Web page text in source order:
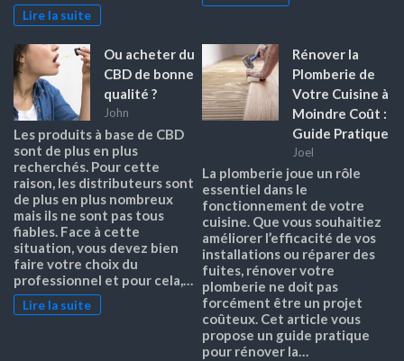
Lire la suite
Ou acheter du
CBD de bonne
qualité ?
John
Les produits à base de CBD
sont de plus en plus
recherchés. Pour cette
raison, les distributeurs sont
de plus en plus nombreux
mais ils ne sont pas tous
fiables. Face à cette
situation, vous devez bien
faire votre choix du
professionnel et pour cela,…
Lire la suite
Rénover la
Plomberie de
Votre Cuisine à
Moindre Coût :
Guide Pratique
Joel
La plomberie joue un rôle
essentiel dans le
fonctionnement de votre
cuisine. Que vous souhaitiez
améliorer l’efficacité de vos
installations ou réparer des
fuites, rénover votre
plomberie ne doit pas
forcément être un projet
coûteux. Cet article vous
propose un guide pratique
pour rénover la…